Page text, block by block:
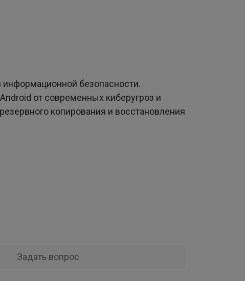
безопасности.
от современных киберугроз и
копирования и восстановления
Задать вопрос